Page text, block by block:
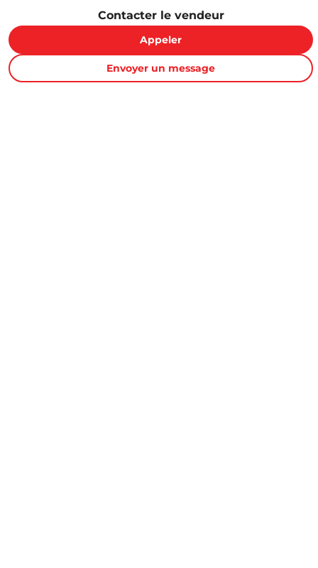
Contacter le vendeur
Appeler
Envoyer un message